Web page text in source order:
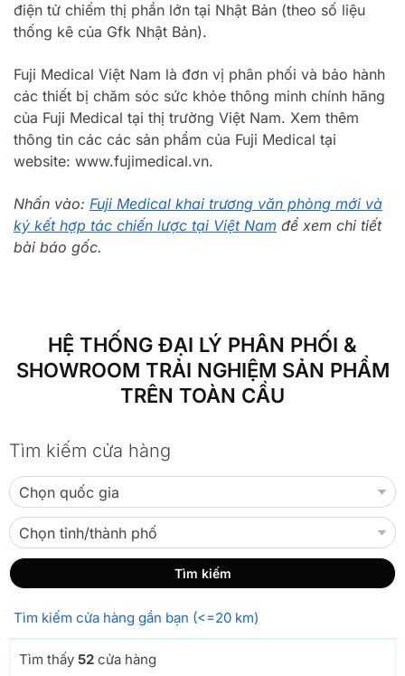
điện tử chiếm thị phần lớn tại Nhật Bản (theo số liệu
thống kê của Gfk Nhật Bản).
Fuji Medical Việt Nam là đơn vị phân phối và bảo hành
các thiết bị chăm sóc sức khỏe thông minh chính hãng
của Fuji Medical tại thị trường Việt Nam. Xem thêm
thông tin các các sản phẩm của Fuji Medical tại
website: www.fujimedical.vn.
Nhấn vào: Fuji Medical khai trương văn phòng mới và
ký kết hợp tác chiến lược tại Việt Nam để xem chi tiết
bài báo gốc.
HỆ THỐNG ĐẠI LÝ PHÂN PHỐI &
SHOWROOM TRẢI NGHIỆM SẢN PHẨM
TRÊN TOÀN CẦU
Tìm kiếm cửa hàng
Tìm kiếm cửa hàng gần bạn (<=20 km)
Tìm thấy 52 cửa hàng